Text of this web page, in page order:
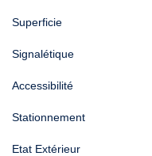
Superficie
Signalétique
Accessibilité
Stationnement
Etat Extérieur